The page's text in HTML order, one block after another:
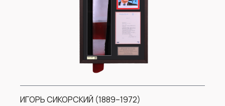
ИГОРЬ СИКОРСКИЙ (1889–1972)